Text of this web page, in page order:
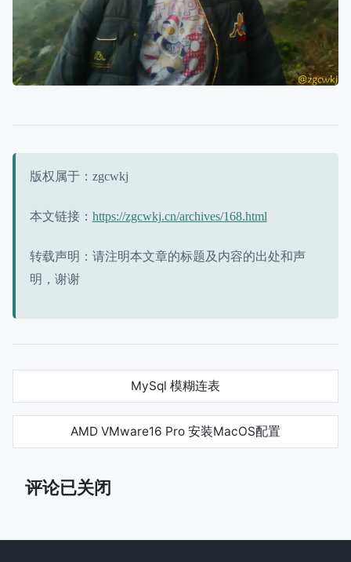
版权属于：zgcwkj
本文链接： https://zgcwkj.cn/archives/168.html
转载声明：请注明本文章的标题及内容的出处和声
明，谢谢
MySql 模糊连表
AMD VMware16 Pro 安装MacOS配置
评论已关闭